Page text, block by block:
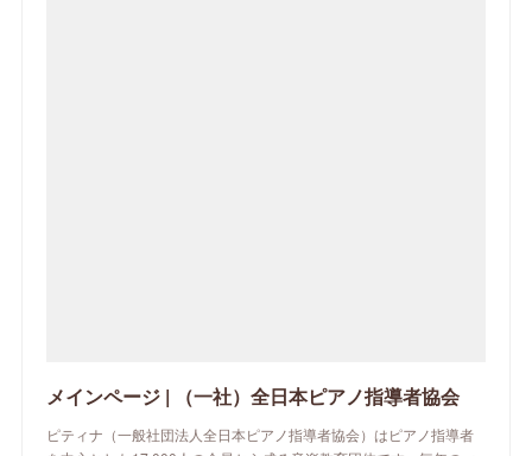
メインページ | （一社）全日本ピアノ指導者協会
ピティナ（一般社団法人全日本ピアノ指導者協会）はピアノ指導者